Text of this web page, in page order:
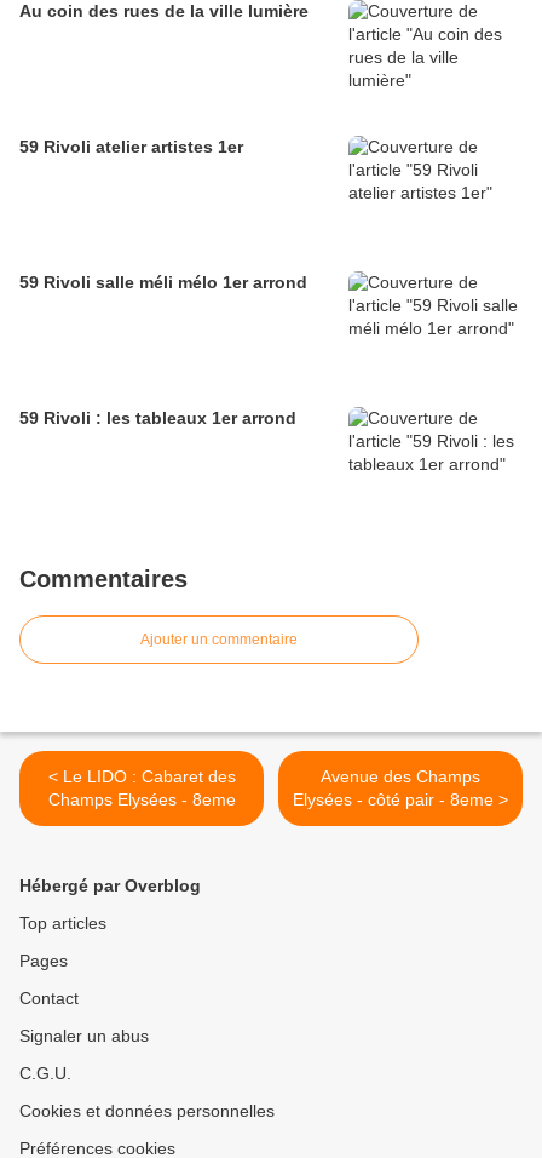
Au coin des rues de la ville lumière
59 Rivoli atelier artistes 1er
59 Rivoli salle méli mélo 1er arrond
59 Rivoli : les tableaux 1er arrond
Commentaires
Ajouter un commentaire
< Le LIDO : Cabaret des
Champs Elysées - 8eme
Avenue des Champs
Elysées - côté pair - 8eme >
Hébergé par Overblog
Top articles
Pages
Contact
Signaler un abus
C.G.U.
Cookies et données personnelles
Préférences cookies